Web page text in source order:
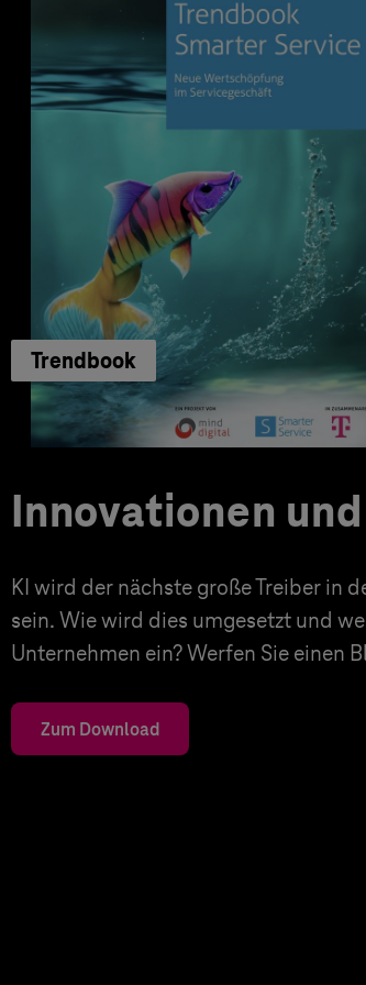
Trendbook
Innovationen
KI wird der nächste große Treiber in
sein. Wie wird dies umgesetzt und
Unternehmen ein? Werfen Sie einen
Zum Download